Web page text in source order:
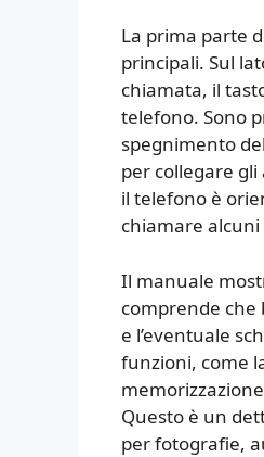
La prima parte
principali. Sul
chiamata, il
telefono. Sono
spegnimento
per collegare gli
il telefono è
chiamare
Il manuale
comprende che
e l’eventuale
funzioni, come
Questo è un
per fotografie,